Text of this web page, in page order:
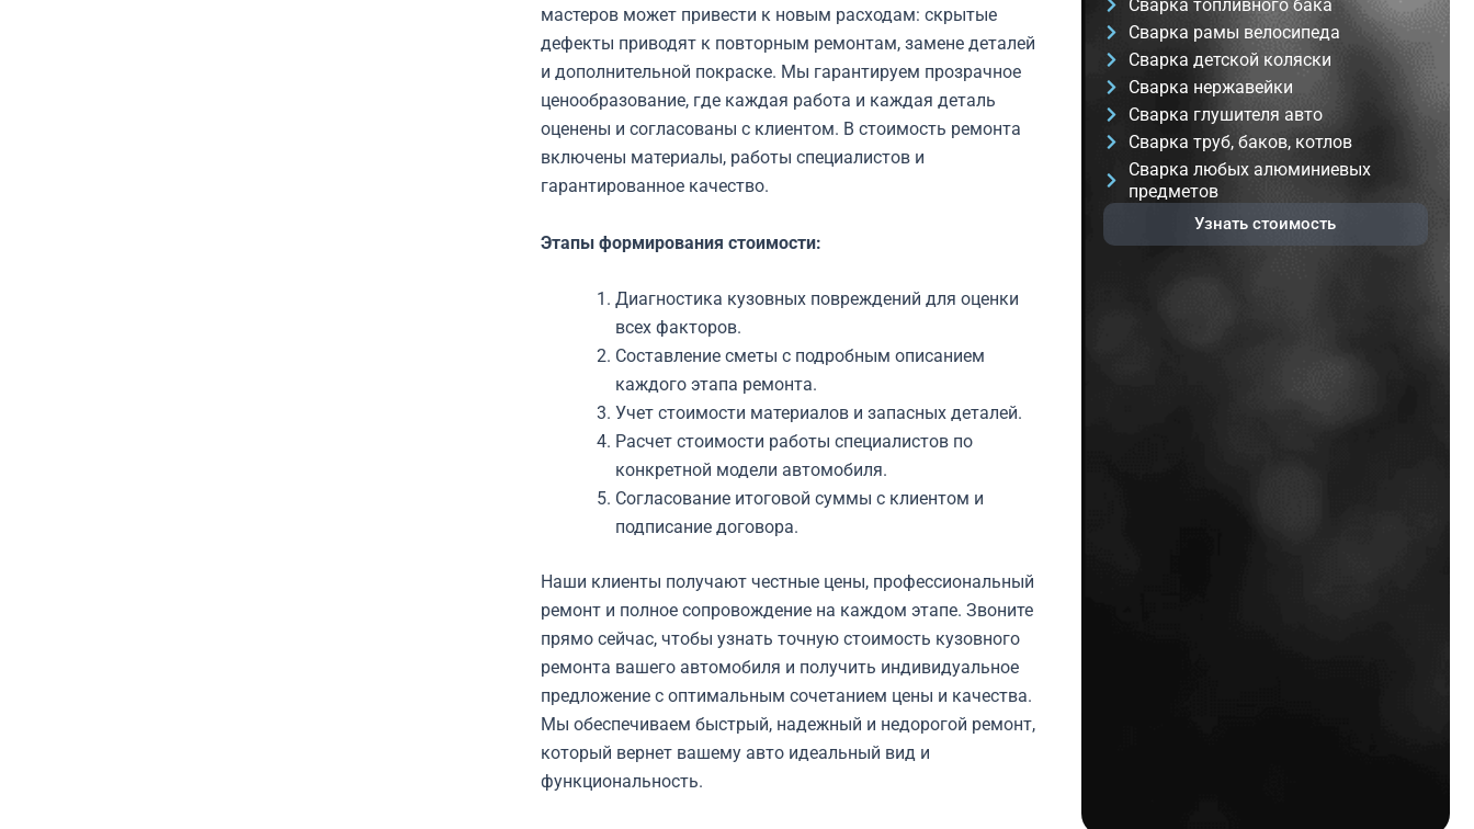
мастеров может привести к новым расходам: скрытые
дефекты приводят к повторным ремонтам, замене деталей
и дополнительной покраске. Мы гарантируем прозрачное
ценообразование, где каждая работа и каждая деталь
оценены и согласованы с клиентом. В стоимость ремонта
включены материалы, работы специалистов и
гарантированное качество.
Этапы формирования стоимости:
Диагностика кузовных повреждений для оценки
всех факторов.
Составление сметы с подробным описанием
каждого этапа ремонта.
Учет стоимости материалов и запасных деталей.
Расчет стоимости работы специалистов по
конкретной модели автомобиля.
Согласование итоговой суммы с клиентом и
подписание договора.
Наши клиенты получают честные цены, профессиональный
ремонт и полное сопровождение на каждом этапе. Звоните
прямо сейчас, чтобы узнать точную стоимость кузовного
ремонта вашего автомобиля и получить индивидуальное
предложение с оптимальным сочетанием цены и качества.
Мы обеспечиваем быстрый, надежный и недорогой ремонт,
который вернет вашему авто идеальный вид и
функциональность.
Сварка топливного бака
Сварка рамы велосипеда
Сварка детской коляски
Сварка нержавейки
Сварка глушителя авто
Сварка труб, баков, котлов
Сварка любых алюминиевых
предметов
Узнать стоимость